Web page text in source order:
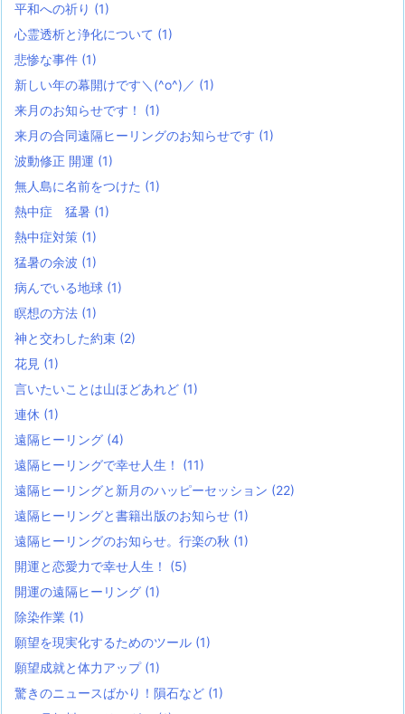
平和への祈り (1)
心霊透析と浄化について (1)
悲惨な事件 (1)
新しい年の幕開けです＼(^o^)／ (1)
来月のお知らせです！ (1)
来月の合同遠隔ヒーリングのお知らせです (1)
波動修正 開運 (1)
無人島に名前をつけた (1)
熱中症 猛暑 (1)
熱中症対策 (1)
猛暑の余波 (1)
病んでいる地球 (1)
瞑想の方法 (1)
神と交わした約束 (2)
花見 (1)
言いたいことは山ほどあれど (1)
連休 (1)
遠隔ヒーリング (4)
遠隔ヒーリングで幸せ人生！ (11)
遠隔ヒーリングと新月のハッピーセッション (22)
遠隔ヒーリングと書籍出版のお知らせ (1)
遠隔ヒーリングのお知らせ。行楽の秋 (1)
開運と恋愛力で幸せ人生！ (5)
開運の遠隔ヒーリング (1)
除染作業 (1)
願望を現実化するためのツール (1)
願望成就と体力アップ (1)
驚きのニュースばかり！隕石など (1)